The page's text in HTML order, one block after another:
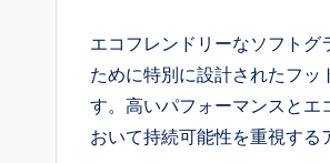
エコフレンドリーなソフト
ために特別に設計されたフッ
す。高いパフォーマンスとエ
おいて持続可能性を重視する